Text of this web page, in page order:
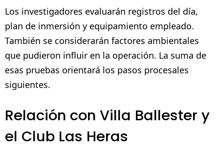
Los investigadores evaluarán registros del día,
plan de inmersión y equipamiento empleado.
También se considerarán factores ambientales
que pudieron influir en la operación. La suma de
esas pruebas orientará los pasos procesales
siguientes.
Relación con Villa Ballester y
el Club Las Heras